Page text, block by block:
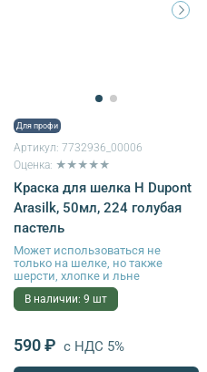
Для профи
Артикул: 7732936_00006
Оценка: ★★★★★
Краска для шелка H Dupont
Arasilk, 50мл, 224 голубая
пастель
Может использоваться не
только на шелке, но также
шерсти, хлопке и льне
В наличии: 9 шт
590 ₽ с НДС 5%